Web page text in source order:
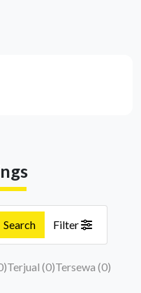
Search Filter
)Terjual (0)Tersewa (0)